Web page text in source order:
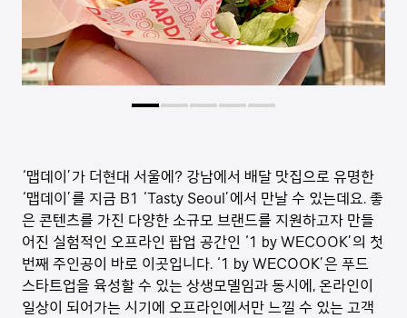
‘맵데이’가 더현대 서울에? 강남에서 배달 맛집으로 유명한
‘맵데이’를 지금 B1 ‘Tasty Seoul’에서 만날 수 있는데요. 좋
은 콘텐츠를 가진 다양한 소규모 브랜드를 지원하고자 만들
어진 실험적인 오프라인 팝업 공간인 ‘1 by WECOOK’의 첫
번째 주인공이 바로 이곳입니다. ‘1 by WECOOK’은 푸드
스타트업을 육성할 수 있는 상생모델임과 동시에, 온라인이
일상이 되어가는 시기에 오프라인에서만 느낄 수 있는 고객